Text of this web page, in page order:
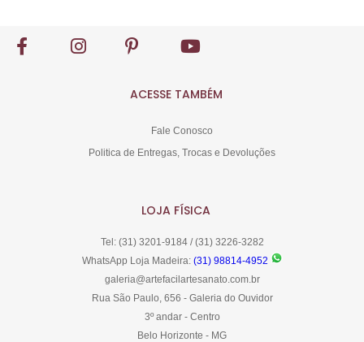
ACESSE TAMBÉM
Fale Conosco
Politica de Entregas, Trocas e Devoluções
LOJA FÍSICA
Tel: (31) 3201-9184 / (31) 3226-3282
WhatsApp Loja Madeira: (31) 98814-4952
galeria@artefacilartesanato.com.br
Rua São Paulo, 656 - Galeria do Ouvidor
3º andar - Centro
Belo Horizonte - MG